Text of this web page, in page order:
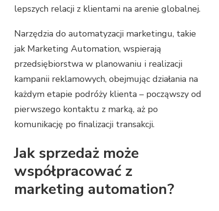
lepszych relacji z klientami na arenie globalnej.
Narzędzia do automatyzacji marketingu, takie
jak Marketing Automation, wspierają
przedsiębiorstwa w planowaniu i realizacji
kampanii reklamowych, obejmując działania na
każdym etapie podróży klienta – począwszy od
pierwszego kontaktu z marką, aż po
komunikację po finalizacji transakcji.
Jak sprzedaż może
współpracować z
marketing automation?